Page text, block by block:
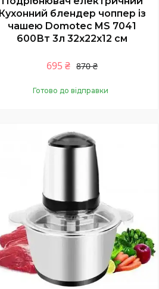
Кухонний блендер чоппер із
чашею Domotec MS 7041
600Вт 3л 32х22х12 см
870 ₴
695 ₴
Готово до відправки